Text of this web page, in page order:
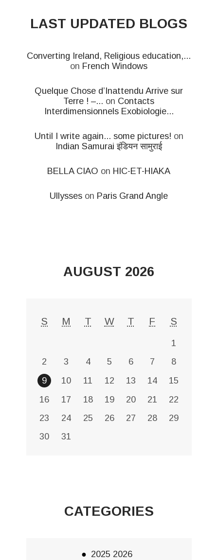
LAST UPDATED BLOGS
Converting Ireland, Religious education,...
on French Windows
Quelque Chose d’Inattendu Arrive sur
Terre ! –... on Contacts
Interdimensionnels Exobiologie...
Until I write again... some pictures! on
Indian Samurai इंडियन सामुराई
BELLA CIAO on HIC-ET-HIAKA
Ullysses on Paris Grand Angle
AUGUST 2026
S M T W T F S
1
2
3 4 5 6 7
8
9
10 11 12 13 14
15
16
17 18 19 20 21
22
23
24 25 26 27 28
29
30
31
CATEGORIES
2025 2026